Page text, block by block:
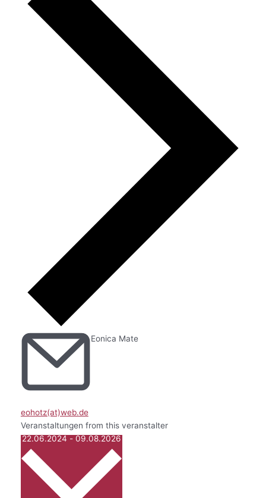
eohotz(at)web.de
Eonica Mate
Veranstaltungen from this veranstalter
22.06.2024-09.08.2026Datum